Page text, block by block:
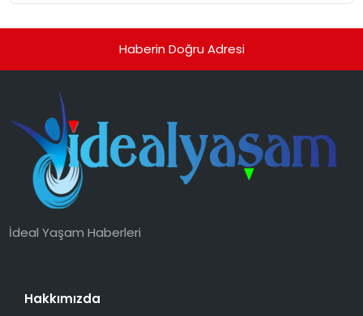
Haberin Doğru Adresi
İdeal Yaşam Haberleri
Hakkımızda